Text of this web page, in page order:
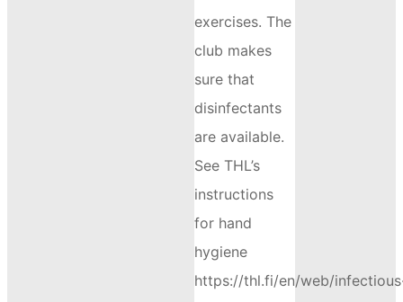
exercises. The
club makes
sure that
disinfectants
are available.
See THL’s
instructions
for hand
hygiene
https://thl.fi/en/web/